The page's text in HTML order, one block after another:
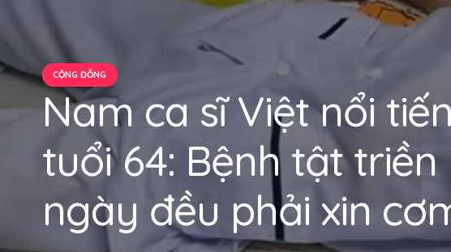
CỘNG ĐỒNG
Nam ca sĩ Việt nổi
tuổi 64: Bệnh tật triền
ngày đều phải xin